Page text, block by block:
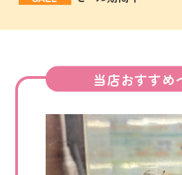
当店おすすめ